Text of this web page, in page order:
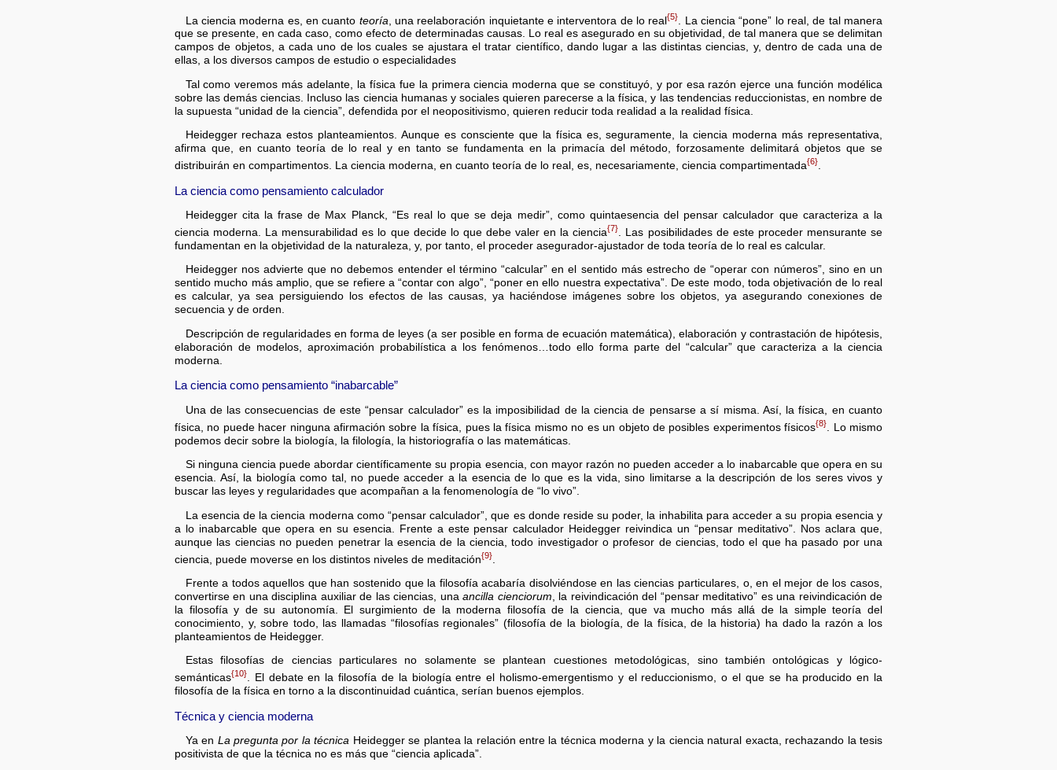
La ciencia moderna es, en cuanto teoría , una reelaboración inquietante e interventora de lo real{5}
. La ciencia “pone” lo real, de tal manera
que se presente, en cada caso, como efecto de determinadas causas. Lo real es asegurado en su objetividad, de tal manera que se delimitan
campos de objetos, a cada uno de los cuales se ajustara el tratar científico, dando lugar a las distintas ciencias, y, dentro de cada una de
ellas, a los diversos campos de estudio o especialidades
Tal como veremos más adelante, la física fue la primera ciencia moderna que se constituyó, y por esa razón ejerce una función modélica
sobre las demás ciencias. Incluso las ciencia humanas y sociales quieren parecerse a la física, y las tendencias reduccionistas, en nombre de
la supuesta “unidad de la ciencia”, defendida por el neopositivismo, quieren reducir toda realidad a la realidad física.
Heidegger rechaza estos planteamientos. Aunque es consciente que la física es, seguramente, la ciencia moderna más representativa,
afirma que, en cuanto teoría de lo real y en tanto se fundamenta en la primacía del método, forzosamente delimitará objetos que se
distribuirán en compartimentos. La ciencia moderna, en cuanto teoría de lo real, es, necesariamente, ciencia compartimentada{6}
La ciencia como pensamiento calculador
Heidegger cita la frase de Max Planck, “Es real lo que se deja medir”, como quintaesencia del pensar calculador que caracteriza a la
ciencia moderna. La mensurabilidad es lo que decide lo que debe valer en la ciencia{7}
. Las posibilidades de este proceder mensurante se
fundamentan en la objetividad de la naturaleza, y, por tanto, el proceder asegurador-ajustador de toda teoría de lo real es calcular.
Heidegger nos advierte que no debemos entender el término “calcular” en el sentido más estrecho de “operar con números”, sino en un
sentido mucho más amplio, que se refiere a “contar con algo”, “poner en ello nuestra expectativa”. De este modo, toda objetivación de lo real
es calcular, ya sea persiguiendo los efectos de las causas, ya haciéndose imágenes sobre los objetos, ya asegurando conexiones de
secuencia y de orden.
Descripción de regularidades en forma de leyes (a ser posible en forma de ecuación matemática), elaboración y contrastación de hipótesis,
elaboración de modelos, aproximación probabilística a los fenómenos…todo ello forma parte del “calcular” que caracteriza a la ciencia
moderna.
La ciencia como pensamiento “inabarcable”
Una de las consecuencias de este “pensar calculador” es la imposibilidad de la ciencia de pensarse a sí misma. Así, la física, en cuanto
física, no puede hacer ninguna afirmación sobre la física, pues la física mismo no es un objeto de posibles experimentos físicos{8}
. Lo mismo
podemos decir sobre la biología, la filología, la historiografía o las matemáticas.
Si ninguna ciencia puede abordar científicamente su propia esencia, con mayor razón no pueden acceder a lo inabarcable que opera en su
esencia. Así, la biología como tal, no puede acceder a la esencia de lo que es la vida, sino limitarse a la descripción de los seres vivos y
buscar las leyes y regularidades que acompañan a la fenomenología de “lo vivo”.
La esencia de la ciencia moderna como “pensar calculador”, que es donde reside su poder, la inhabilita para acceder a su propia esencia y
a lo inabarcable que opera en su esencia. Frente a este pensar calculador Heidegger reivindica un “pensar meditativo”. Nos aclara que,
aunque las ciencias no pueden penetrar la esencia de la ciencia, todo investigador o profesor de ciencias, todo el que ha pasado por una
ciencia, puede moverse en los distintos niveles de meditación{9}
Frente a todos aquellos que han sostenido que la filosofía acabaría disolviéndose en las ciencias particulares, o, en el mejor de los casos,
convertirse en una disciplina auxiliar de las ciencias, unaancilla cienciorum , la reivindicación del “pensar meditativo” es una reivindicación de
la filosofía y de su autonomía. El surgimiento de la moderna filosofía de la ciencia, que va mucho más allá de la simple teoría del
conocimiento, y, sobre todo, las llamadas “filosofías regionales” (filosofía de la biología, de la física, de la historia) ha dado la razón a los
planteamientos de Heidegger.
Estas filosofías de ciencias particulares no solamente se plantean cuestiones metodológicas, sino también ontológicas y lógico-
semánticas{10}
. El debate en la filosofía de la biología entre el holismo-emergentismo y el reduccionismo, o el que se ha producido en la
filosofía de la física en torno a la discontinuidad cuántica, serían buenos ejemplos.
Técnica y ciencia moderna
Ya en La pregunta por la técnica Heidegger se plantea la relación entre la técnica moderna y la ciencia natural exacta, rechazando la tesis
positivista de que la técnica no es más que “ciencia aplicada”.